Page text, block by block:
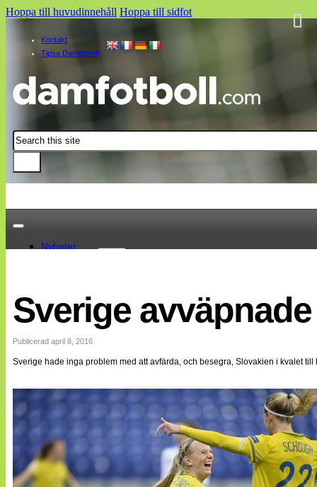
Hoppa till huvudinnehåll Hoppa till sidfot
Kontakt
Tipsa Damfotboll
Sök
Nyheter
Landslaget
EM 2013
Internationellt
Bildreportage
Bloggar
Webb-TV
Cuper
Medlemsbilder
Till klubbkassan
NÄTverket
Split vision
Om oss
Sverige
Publicerad april 8, 2016
Sverige hade inga problem med att avfärda, och besegra, Slovakien i kvalet